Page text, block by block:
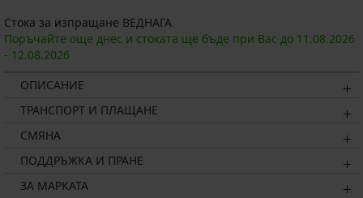
Стока за изпращане ВЕДНАГА
Поръчайте още днес и стоката ще бъде при Вас до 11.08.2026
- 12.08.2026
ОПИСАНИЕ
ТРАНСПОРТ И ПЛАЩАНЕ
СМЯНА
ПОДДРЪЖКА И ПРАНЕ
ЗА МАРКАТА